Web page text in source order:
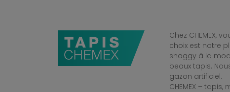
Chez CHEMEX,
choix est notre
shaggy à la
beaux tapis.
gazon artificiel.
CHEMEX –